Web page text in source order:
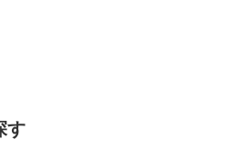
す